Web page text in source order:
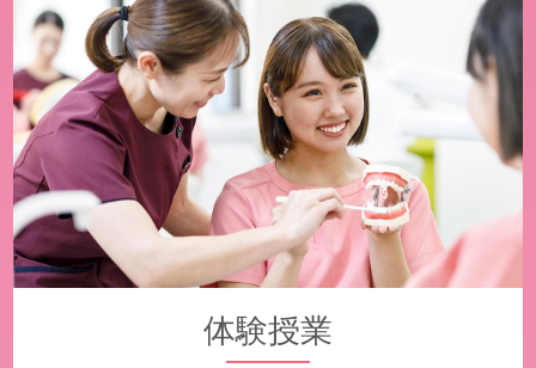
体験授業